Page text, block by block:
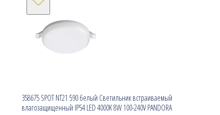
358675 SPOT NT21 590 белый Светильник встраиваемый
влагозащищенный IP54 LED 4000K 8W 100-240V PANDORA